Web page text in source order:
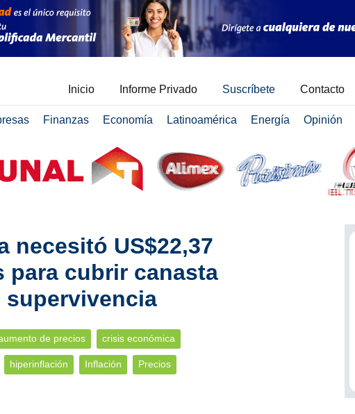
Inicio Informe Privado Suscríbete Contacto
Finanzas Economía Latinoamérica Energía Opinión
necesitó US$22,37
para cubrir canasta
supervivencia
de precios crisis económica
hiperinflación Inflación Precios